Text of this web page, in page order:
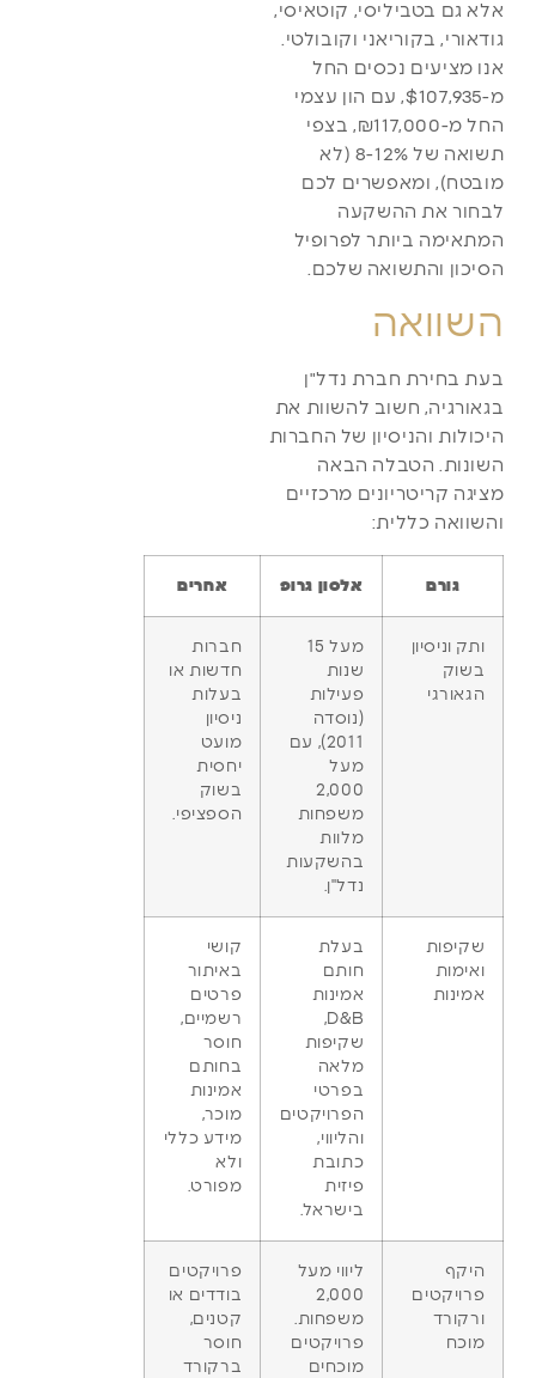
אלא גם בטביליסי, קוטאיסי,
גודאורי, בקוריאני וקובולטי.
אנו מציעים נכסים החל
מ-$107,935, עם הון עצמי
החל מ-₪117,000, בצפי
תשואה של 8-12% (לא
מובטח), ומאפשרים לכם
לבחור את ההשקעה
המתאימה ביותר לפרופיל
הסיכון והתשואה שלכם.
השוואה
בעת בחירת חברת נדל"ן
בגאורגיה, חשוב להשוות את
היכולות והניסיון של החברות
השונות. הטבלה הבאה
מציגה קריטריונים מרכזיים
והשוואה כללית:
גורם אלסון גרופ אחרים
ותק וניסיון
בשוק
הגאורגי
מעל 15
שנות
פעילות
(נוסדה
2011), עם
מעל
2,000
משפחות
מלוות
בהשקעות
נדל"ן.
חברות
חדשות או
בעלות
ניסיון
מועט
יחסית
בשוק
הספציפי.
שקיפות
ואימות
אמינות
בעלת
חותם
אמינות
D&B,
שקיפות
מלאה
בפרטי
הפרויקטים
והליווי,
כתובת
פיזית
בישראל.
קושי
באיתור
פרטים
רשמיים,
חוסר
בחותם
אמינות
מוכר,
מידע כללי
ולא
מפורט.
היקף
פרויקטים
ורקורד
מוכח
ליווי מעל
2,000
משפחות.
פרויקטים
מוכחים
פרויקטים
בודדים או
קטנים,
חוסר
ברקורד